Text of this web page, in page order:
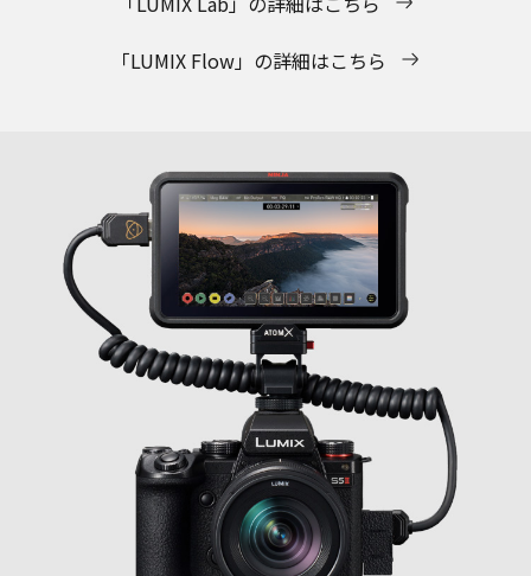
「LUMIX Flow」の詳細はこちら